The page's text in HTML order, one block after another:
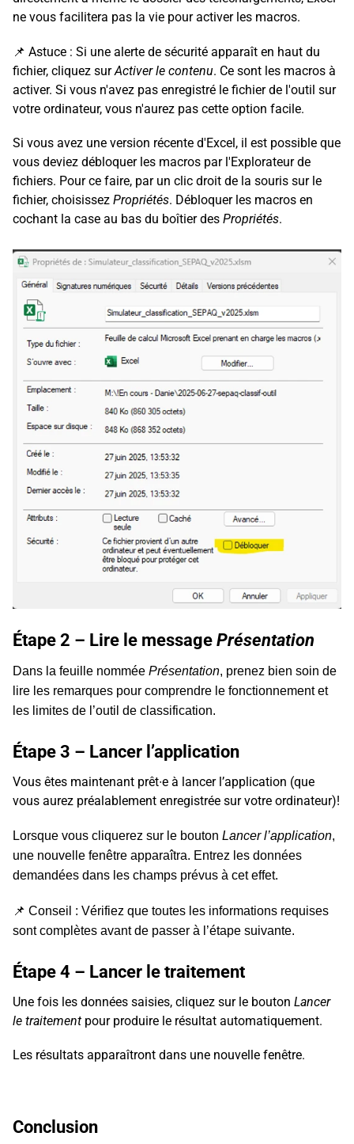
ne vous facilitera pas la vie pour activer les macros.
📌 Astuce : Si une alerte de sécurité apparaît en haut du
fichier, cliquez surActiver le contenu. Ce sont les macros à
activer. Si vous n'avez pas enregistré le fichier de l'outil sur
votre ordinateur, vous n'aurez pas cette option facile.
Si vous avez une version récente d'Excel, il est possible que
vous deviez débloquer les macros par l'Explorateur de
fichiers. Pour ce faire, par un clic droit de la souris sur le
fichier, choisissezPropriétés. Débloquer les macros en
cochant la case au bas du boîtier desPropriétés.
Étape 2 – Lire le messagePrésentation
Dans la feuille nomméePrésentation, prenez bien soin de
lire les remarques pour comprendre le fonctionnement et
les limites de l’outil de classification.
Étape 3 – Lancer l’application
Vous êtes maintenant prêt∙e à lancer l’application (que
vous aurez préalablement enregistrée sur votre ordinateur)!
Lorsque vous cliquerez sur le boutonLancer l’application,
une nouvelle fenêtre apparaîtra. Entrez les données
demandées dans les champs prévus à cet effet.
📌 Conseil : Vérifiez que toutes les informations requises
sont complètes avant de passer à l’étape suivante.
Étape 4 – Lancer le traitement
Une fois les données saisies, cliquez sur le boutonLancer
le traitement pour produire le résultat automatiquement.
Les résultats apparaîtront dans une nouvelle fenêtre.
Conclusion